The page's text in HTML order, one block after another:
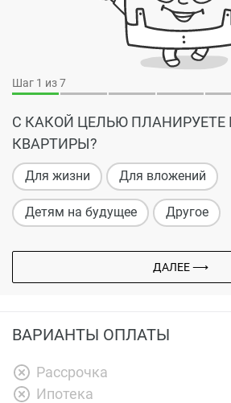
Шаг 1 из 7
С КАКОЙ ЦЕЛЬЮ ПЛАНИРУЕТЕ
КВАРТИРЫ?
Для жизни Для вложений
Детям на будущее Другое
ДАЛЕЕ ⟶
ВАРИАНТЫ ОПЛАТЫ
Рассрочка
Ипотека